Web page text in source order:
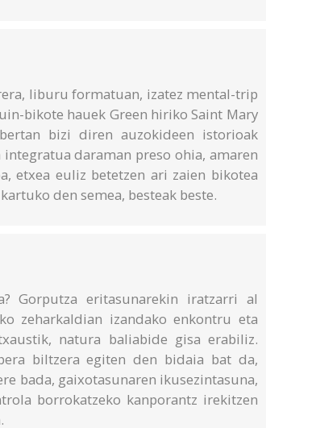
liburu formatuan, izatez mental-trip
bikote hauek Green hiriko Saint Mary
bizi diren auzokideen istorioak
daraman preso ohia, amaren
etxea euliz betetzen ari zaien bikotea
den semea, besteak beste.
Gorputza eritasunarekin iratzarri al
zeharkaldian izandako enkontru eta
natura baliabide gisa erabiliz.
biltzera egiten den bidaia bat da,
bada, gaixotasunaren ikusezintasuna,
borrokatzeko kanporantz irekitzen